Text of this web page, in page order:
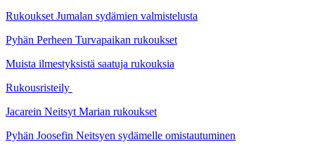
Rukoukset Jumalan sydämien valmistelusta
Pyhän Perheen Turvapaikan rukoukset
Muista ilmestyksistä saatuja rukouksia
Rukousristeily
Jacarein Neitsyt Marian rukoukset
Pyhän Joosefin Neitsyen sydämelle omistautuminen